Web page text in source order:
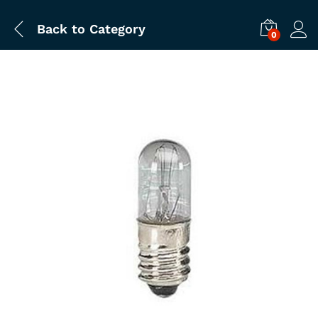
Back to Category 0